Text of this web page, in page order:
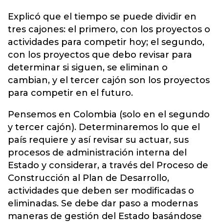
Explicó que el tiempo se puede dividir en
tres cajones: el primero, con los proyectos o
actividades para competir hoy; el segundo,
con los proyectos que debo revisar para
determinar si siguen, se eliminan o
cambian, y el tercer cajón son los proyectos
para competir en el futuro.
Pensemos en Colombia (solo en el segundo
y tercer cajón). Determinaremos lo que el
país requiere y así revisar su actuar, sus
procesos de administración interna del
Estado y considerar, a través del Proceso de
Construcción al Plan de Desarrollo,
actividades que deben ser modificadas o
eliminadas. Se debe dar paso a modernas
maneras de gestión del Estado basándose